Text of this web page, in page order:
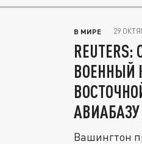
В МИРЕ 29
ВОЕННЫЙ
Вашингтон